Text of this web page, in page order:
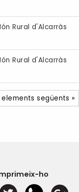
Rural d'Alcarràs
Rural d'Alcarràs
elements següents »
ho